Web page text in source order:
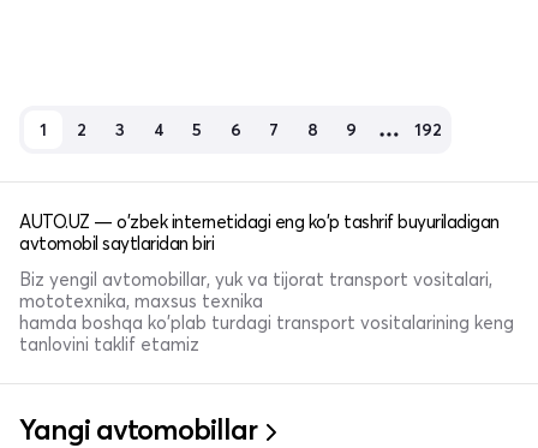
1 2 3 4 5 6 7 8 9 192
AUTO.UZ — o'zbek internetidagi eng ko'p tashrif buyuriladigan
avtomobil saytlaridan biri
Biz yengil avtomobillar, yuk va tijorat transport vositalari,
mototexnika, maxsus texnika
hamda boshqa ko'plab turdagi transport vositalarining keng
tanlovini taklif etamiz
Yangi avtomobillar